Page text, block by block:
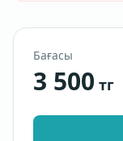
Бағасы
3 500 тг